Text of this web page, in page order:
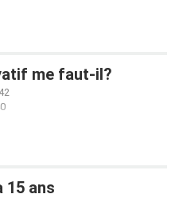
me faut-il?
15 ans